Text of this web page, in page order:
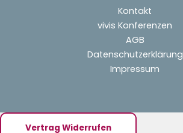
Kontakt
vivis Konferenzen
AGB
Datenschutzerklärung
Impressum
Vertrag Widerrufen